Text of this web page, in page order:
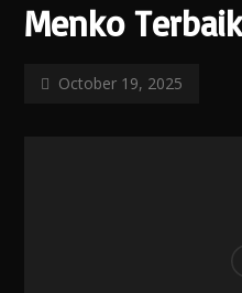
Menko
October 19, 2025